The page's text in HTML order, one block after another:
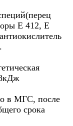
Е 412, Е
в МГС, после
срока